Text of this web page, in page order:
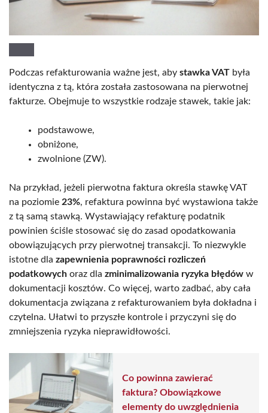
Podczas refakturowania ważne jest, aby stawka VAT była
identyczna z tą, która została zastosowana na pierwotnej
fakturze. Obejmuje to wszystkie rodzaje stawek, takie jak:
podstawowe,
obniżone,
zwolnione (ZW).
Na przykład, jeżeli pierwotna faktura określa stawkę VAT
na poziomie 23%, refaktura powinna być wystawiona także
z tą samą stawką. Wystawiający refakturę podatnik
powinien ściśle stosować się do zasad opodatkowania
obowiązujących przy pierwotnej transakcji. To niezwykle
istotne dla zapewnienia poprawności rozliczeń
podatkowych oraz dla zminimalizowania ryzyka błędów w
dokumentacji kosztów. Co więcej, warto zadbać, aby cała
dokumentacja związana z refakturowaniem była dokładna i
czytelna. Ułatwi to przyszłe kontrole i przyczyni się do
zmniejszenia ryzyka nieprawidłowości.
Co powinna zawierać
faktura? Obowiązkowe
elementy do uwzględnienia